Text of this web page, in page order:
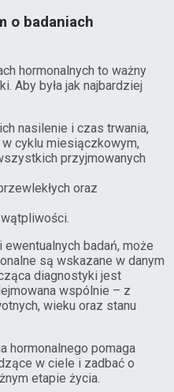
o badaniach
hormonalnych to ważny
Aby była jak najbardziej
nasilenie i czas trwania,
cyklu miesiączkowym,
przyjmowanych
oraz
badań, może
są wskazane w danym
diagnostyki jest
wspólnie – z
wieku oraz stanu
hormonalnego pomaga
w ciele i zadbać o
etapie życia.